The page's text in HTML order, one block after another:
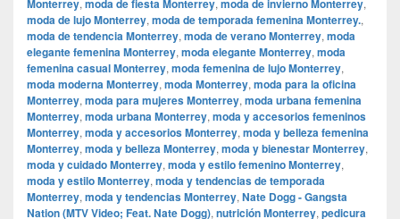
Monterrey, moda de fiesta Monterrey, moda de invierno Monterrey,
moda de lujo Monterrey, moda de temporada femenina Monterrey.,
moda de tendencia Monterrey, moda de verano Monterrey, moda
elegante femenina Monterrey, moda elegante Monterrey, moda
femenina casual Monterrey, moda femenina de lujo Monterrey,
moda moderna Monterrey, moda Monterrey, moda para la oficina
Monterrey, moda para mujeres Monterrey, moda urbana femenina
Monterrey, moda urbana Monterrey, moda y accesorios femeninos
Monterrey, moda y accesorios Monterrey, moda y belleza femenina
Monterrey, moda y belleza Monterrey, moda y bienestar Monterrey,
moda y cuidado Monterrey, moda y estilo femenino Monterrey,
moda y estilo Monterrey, moda y tendencias de temporada
Monterrey, moda y tendencias Monterrey, Nate Dogg - Gangsta
Nation (MTV Video; Feat. Nate Dogg), nutrición Monterrey, pedicura